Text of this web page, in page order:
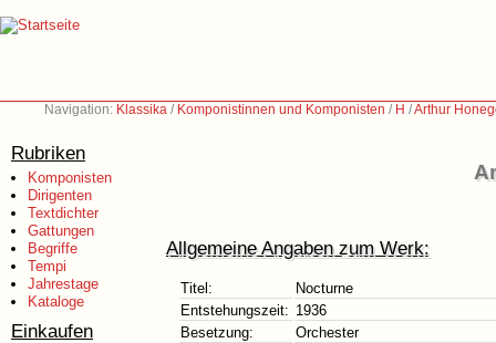
Navigation: Klassika / Komponistinnen und Komponisten / H /Arthur
Rubriken
Komponisten
Dirigenten
Textdichter
Gattungen
Begriffe
Tempi
Jahrestage
Kataloge
Einkaufen
Allgemeine Angaben zum Werk:
Titel:
Nocturne
Entstehungszeit: 1936
Besetzung:
Orchester